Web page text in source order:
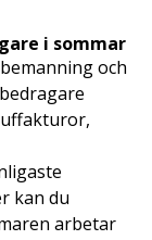
i sommar
och
kan du
arbetar